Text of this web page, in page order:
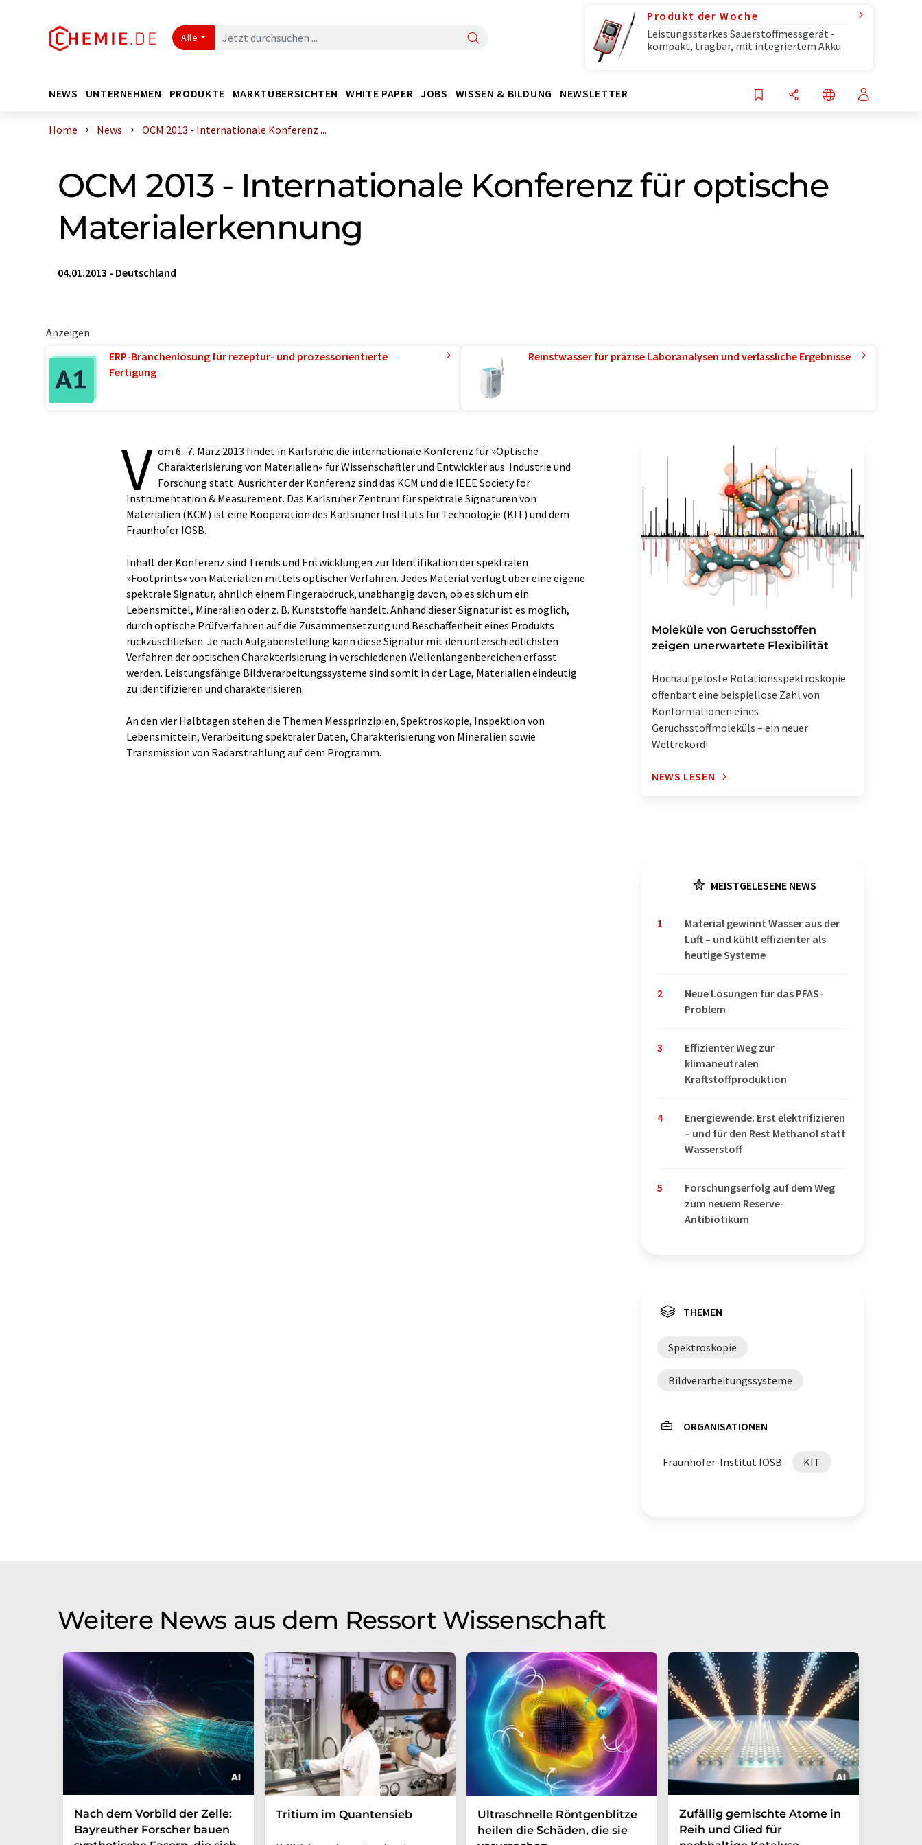
Alle
Produkt der Woche
Leistungsstarkes Sauerstoffmessgerät -
kompakt, tragbar, mit integriertem Akku
NEWS UNTERNEHMEN PRODUKTE MARKTÜBERSICHTEN WHITE PAPER JOBS WISSEN & BILDUNG NEWSLETTER
Home News OCM 2013 - Internationale Konferenz ...
OCM 2013 - Internationale Konferenz für optische
Materialerkennung
04.01.2013 - Deutschland
Anzeigen
ERP-Branchenlösung für rezeptur- und prozessorientierte
Fertigung
Reinstwasser für präzise Laboranalysen und verlässliche Ergebnisse
V om 6.-7. März 2013 findet in Karlsruhe die internationale Konferenz für »Optische
Charakterisierung von Materialien« für Wissenschaftler und Entwickler aus Industrie und
Forschung statt. Ausrichter der Konferenz sind das KCM und die IEEE Society for
Instrumentation & Measurement. Das Karlsruher Zentrum für spektrale Signaturen von
Materialien (KCM) ist eine Kooperation des Karlsruher Instituts für Technologie (KIT) und dem
Fraunhofer IOSB.
Inhalt der Konferenz sind Trends und Entwicklungen zur Identifikation der spektralen
»Footprints« von Materialien mittels optischer Verfahren. Jedes Material verfügt über eine eigene
spektrale Signatur, ähnlich einem Fingerabdruck, unabhängig davon, ob es sich um ein
Lebensmittel, Mineralien oder z. B. Kunststoffe handelt. Anhand dieser Signatur ist es möglich,
durch optische Prüfverfahren auf die Zusammensetzung und Beschaffenheit eines Produkts
rückzuschließen. Je nach Aufgabenstellung kann diese Signatur mit den unterschiedlichsten
Verfahren der optischen Charakterisierung in verschiedenen Wellenlängenbereichen erfasst
werden. Leistungsfähige Bildverarbeitungssysteme sind somit in der Lage, Materialien eindeutig
zu identifizieren und charakterisieren.
An den vier Halbtagen stehen die Themen Messprinzipien, Spektroskopie, Inspektion von
Lebensmitteln, Verarbeitung spektraler Daten, Charakterisierung von Mineralien sowie
Transmission von Radarstrahlung auf dem Programm.
Moleküle von Geruchsstoffen
zeigen unerwartete Flexibilität
Hochaufgelöste Rotationsspektroskopie
offenbart eine beispiellose Zahl von
Konformationen eines
Geruchsstoffmoleküls – ein neuer
Weltrekord!
NEWS LESEN
MEISTGELESENE NEWS
1
Material gewinnt Wasser aus der
Luft – und kühlt effizienter als
heutige Systeme
2
Neue Lösungen für das PFAS-
Problem
3
Effizienter Weg zur
klimaneutralen
Kraftstoffproduktion
4
Energiewende: Erst elektrifizieren
– und für den Rest Methanol statt
Wasserstoff
5
Forschungserfolg auf dem Weg
zum neuem Reserve-
Antibiotikum
THEMEN
Spektroskopie
Bildverarbeitungssysteme
ORGANISATIONEN
Fraunhofer-Institut IOSB KIT
Weitere News aus dem Ressort Wissenschaft
Nach dem Vorbild der Zelle:
Bayreuther Forscher bauen
Tritium im Quantensieb
Ultraschnelle Röntgenblitze
heilen die Schäden, die sie
Zufällig gemischte Atome in
Reih und Glied für